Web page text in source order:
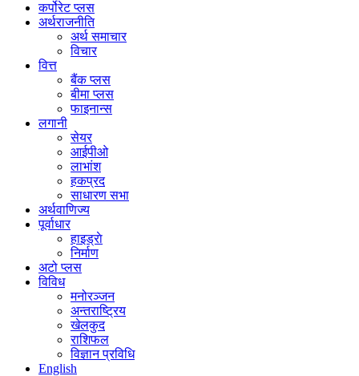
कर्पोरेट प्लस
अर्थराजनीति
अर्थ समाचार
विचार
वित्त
बैंक प्लस
बीमा प्लस
फाइनान्स
लगानी
सेयर
आईपीओ
लाभांश
हकप्रद
साधारण सभा
अर्थवाणिज्य
पूर्वाधार
हाइड्राे
निर्माण
अटो प्लस
विविध
मनोरञ्जन
अन्तराष्ट्रिय
खेलकुद
राशिफल
विज्ञान प्रविधि
English